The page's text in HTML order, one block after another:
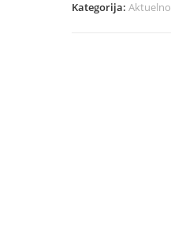
Kategorija:Aktuelno